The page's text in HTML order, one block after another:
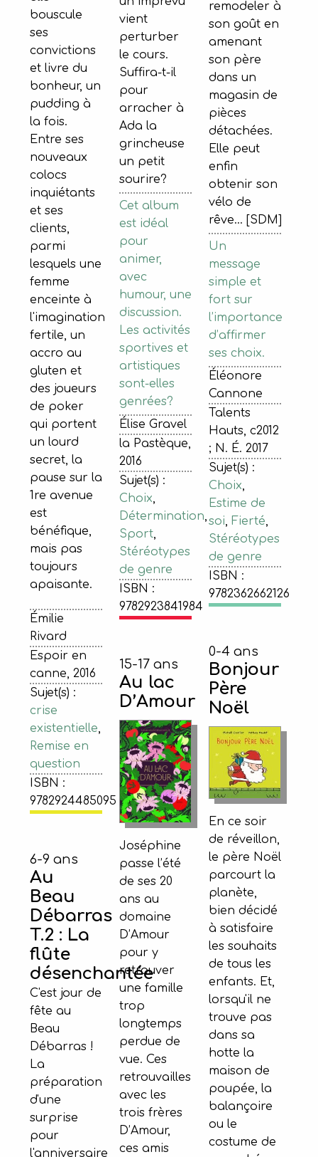
bouscule
ses
convictions
et livre du
bonheur, un
pudding à
la fois.
Entre ses
nouveaux
colocs
inquiétants
et ses
clients,
parmi
lesquels une
femme
enceinte à
l'imagination
fertile, un
accro au
gluten et
des joueurs
de poker
qui portent
un lourd
secret, la
pause sur la
1re avenue
est
bénéfique,
mais pas
toujours
apaisante.
Émilie
Rivard
Espoir en
canne, 2016
Sujet(s) :
crise
existentielle,
Remise en
question
ISBN :
9782924485095
vient
perturber
le cours.
Suffira-t-il
pour
arracher à
Ada la
grincheuse
un petit
sourire?
Cet album
est idéal
pour
animer,
avec
humour, une
discussion.
Les activités
sportives et
artistiques
sont-elles
genrées?
Élise Gravel
la Pastèque,
2016
Sujet(s) :
Choix,
Détermination,
Sport,
Stéréotypes
de genre
ISBN :
9782923841984
remodeler à
son goût en
amenant
son père
dans un
magasin de
pièces
détachées.
Elle peut
enfin
obtenir son
vélo de
rêve... [SDM]
Un
message
simple et
fort sur
l’importance
d’affirmer
ses choix.
Éléonore
Cannone
Talents
Hauts, c2012
; N. É. 2017
Sujet(s) :
Choix,
Estime de
soi, Fierté,
Stéréotypes
de genre
ISBN :
9782362662126
6-9 ans
Au
Beau
Débarras
T.2 : La
flûte
désenchantée
C'est jour de
fête au
Beau
Débarras !
La
préparation
d'une
surprise
pour
l'anniversaire
15-17 ans
Au lac
D’Amour
Joséphine
passe l’été
de ses 20
ans au
domaine
D’Amour
pour y
retrouver
une famille
trop
longtemps
perdue de
vue. Ces
retrouvailles
avec les
trois frères
D’Amour,
ces amis
0-4 ans
Bonjour
Père
Noël
En ce soir
de réveillon,
le père Noël
parcourt la
planète,
bien décidé
à satisfaire
les souhaits
de tous les
enfants. Et,
lorsqu'il ne
trouve pas
dans sa
hotte la
maison de
poupée, la
balançoire
ou le
costume de